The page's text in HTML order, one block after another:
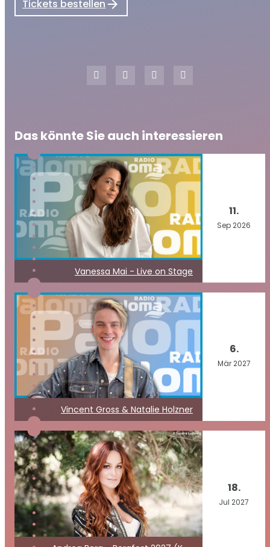
Tickets bestellen
Das könnte Sie auch interessieren
Vanessa Mai - Live on Stage
11.
Sep2026
Vincent Gross & Natalie Holzner
6.
Mär 2027
18.
Jul 2027